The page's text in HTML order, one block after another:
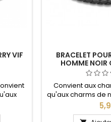
VIF
Noël,
BRACELET
HOMME NOIR
Convient aux
qu'aux charms de
Noël, Saint
anniversaire de
Prix